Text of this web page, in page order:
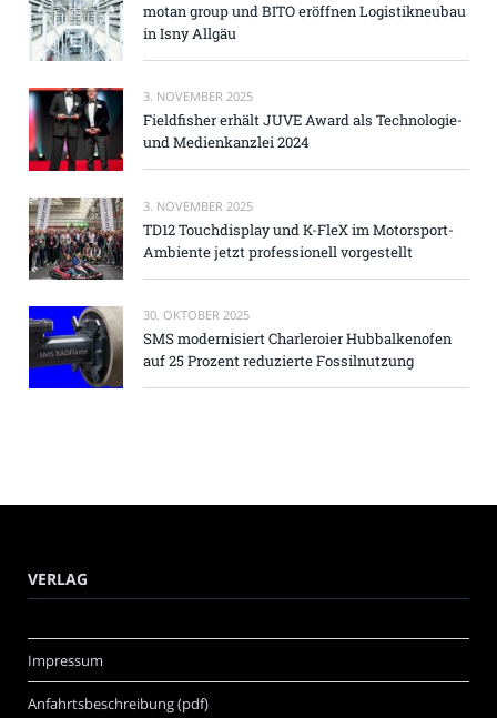
motan group und BITO eröffnen Logistikneubau
in Isny Allgäu
3. NOVEMBER 2025
Fieldfisher erhält JUVE Award als Technologie-
und Medienkanzlei 2024
3. NOVEMBER 2025
TD12 Touchdisplay und K-FleX im Motorsport-
Ambiente jetzt professionell vorgestellt
30. OKTOBER 2025
SMS modernisiert Charleroier Hubbalkenofen
auf 25 Prozent reduzierte Fossilnutzung
VERLAG
Impressum
Anfahrtsbeschreibung (pdf)